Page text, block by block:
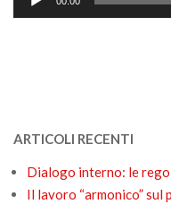
ARTICOLI RECENTI
Dialogo interno: le
Il lavoro “armonico” sul